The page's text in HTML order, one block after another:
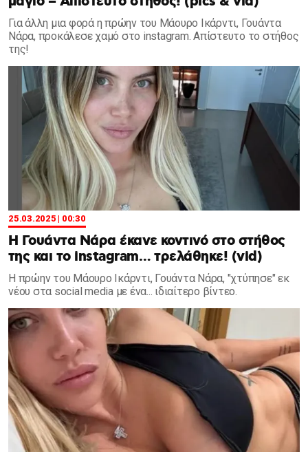
Για άλλη μια φορά η πρώην του Μάουρο Ικάρντι, Γουάντα
Νάρα, προκάλεσε χαμό στο instagram. Απίστευτο το στήθος
της!
25.03.2025 | 00:30
Η Γουάντα Νάρα έκανε κοντινό στο στήθος
της και το instagram… τρελάθηκε! (vid)
Η πρώην του Μάουρο Ικάρντι, Γουάντα Νάρα, "χτύπησε" εκ
νέου στα social media με ένα... ιδιαίτερο βίντεο.